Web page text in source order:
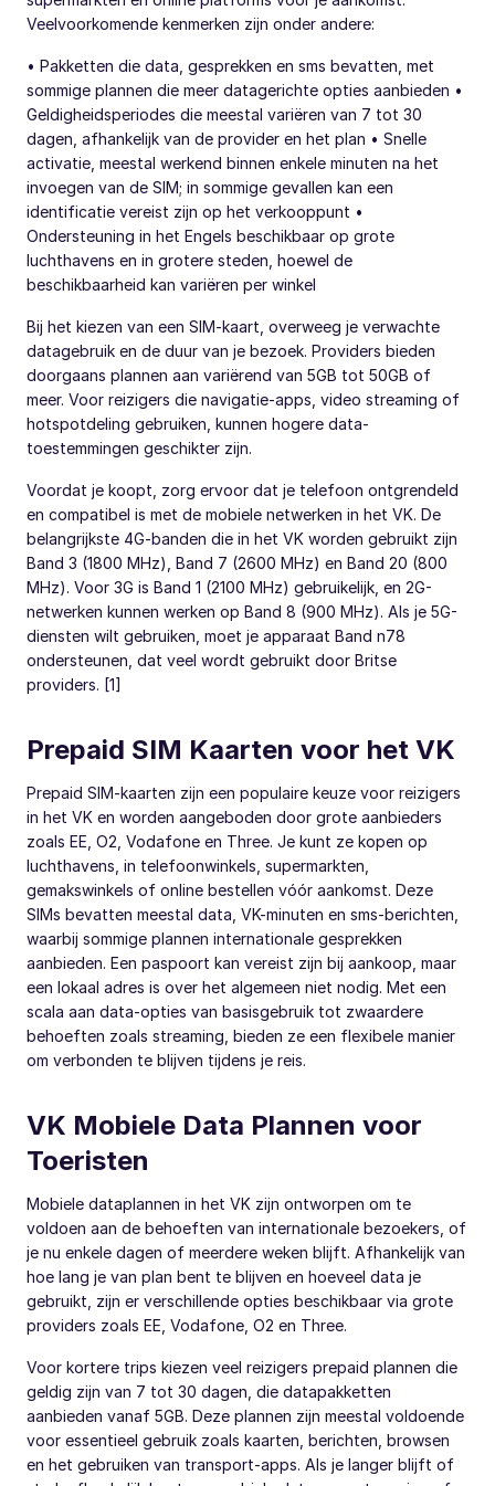
Veelvoorkomende kenmerken zijn onder andere:
• Pakketten die data, gesprekken en sms bevatten, met
sommige plannen die meer datagerichte opties aanbieden •
Geldigheidsperiodes die meestal variëren van 7 tot 30
dagen, afhankelijk van de provider en het plan • Snelle
activatie, meestal werkend binnen enkele minuten na het
invoegen van de SIM; in sommige gevallen kan een
identificatie vereist zijn op het verkooppunt •
Ondersteuning in het Engels beschikbaar op grote
luchthavens en in grotere steden, hoewel de
beschikbaarheid kan variëren per winkel
Bij het kiezen van een SIM-kaart, overweeg je verwachte
datagebruik en de duur van je bezoek. Providers bieden
doorgaans plannen aan variërend van 5GB tot 50GB of
meer. Voor reizigers die navigatie-apps, video streaming of
hotspotdeling gebruiken, kunnen hogere data-
toestemmingen geschikter zijn.
Voordat je koopt, zorg ervoor dat je telefoon ontgrendeld
en compatibel is met de mobiele netwerken in het VK. De
belangrijkste 4G-banden die in het VK worden gebruikt zijn
Band 3 (1800 MHz), Band 7 (2600 MHz) en Band 20 (800
MHz). Voor 3G is Band 1 (2100 MHz) gebruikelijk, en 2G-
netwerken kunnen werken op Band 8 (900 MHz). Als je 5G-
diensten wilt gebruiken, moet je apparaat Band n78
ondersteunen, dat veel wordt gebruikt door Britse
providers. [1]
Prepaid SIM Kaarten voor het VK
Prepaid SIM-kaarten zijn een populaire keuze voor reizigers
in het VK en worden aangeboden door grote aanbieders
zoals EE, O2, Vodafone en Three. Je kunt ze kopen op
luchthavens, in telefoonwinkels, supermarkten,
gemakswinkels of online bestellen vóór aankomst. Deze
SIMs bevatten meestal data, VK-minuten en sms-berichten,
waarbij sommige plannen internationale gesprekken
aanbieden. Een paspoort kan vereist zijn bij aankoop, maar
een lokaal adres is over het algemeen niet nodig. Met een
scala aan data-opties van basisgebruik tot zwaardere
behoeften zoals streaming, bieden ze een flexibele manier
om verbonden te blijven tijdens je reis.
VK Mobiele Data Plannen voor
Toeristen
Mobiele dataplannen in het VK zijn ontworpen om te
voldoen aan de behoeften van internationale bezoekers, of
je nu enkele dagen of meerdere weken blijft. Afhankelijk van
hoe lang je van plan bent te blijven en hoeveel data je
gebruikt, zijn er verschillende opties beschikbaar via grote
providers zoals EE, Vodafone, O2 en Three.
Voor kortere trips kiezen veel reizigers prepaid plannen die
geldig zijn van 7 tot 30 dagen, die datapakketten
aanbieden vanaf 5GB. Deze plannen zijn meestal voldoende
voor essentieel gebruik zoals kaarten, berichten, browsen
en het gebruiken van transport-apps. Als je langer blijft of